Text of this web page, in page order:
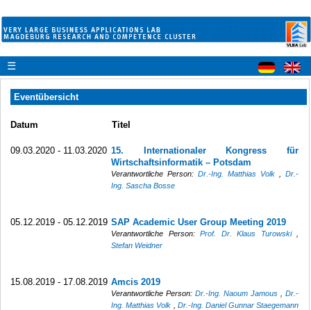
☰
Eventübersicht
Datum Titel
09.03.2020 - 11.03.2020 15. Internationaler Kongress für
Wirtschaftsinformatik – Potsdam
Verantwortliche Person:Dr.-Ing. Matthias Volk ,Dr.-
Ing. Sascha Bosse
05.12.2019 - 05.12.2019 SAP Academic User Group Meeting 2019
Verantwortliche Person:Prof. Dr. Klaus Turowski
Stefan Weidner
15.08.2019 - 17.08.2019 Amcis 2019
Verantwortliche Person:Dr.-Ing. Naoum Jamous ,Dr.-
Ing. Matthias Volk
Dr.-Ing. Daniel Gunnar Staegemann